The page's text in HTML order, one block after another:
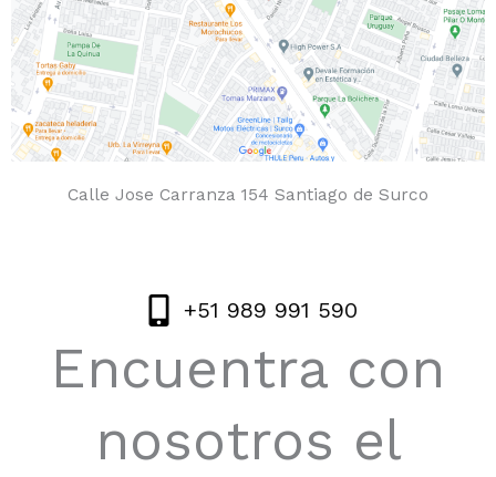
Calle Jose Carranza 154 Santiago de Surco
+51 989 991 590
Encuentra con
nosotros el